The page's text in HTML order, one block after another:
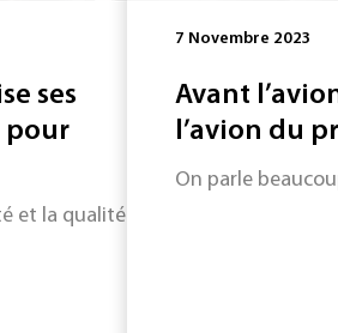
de l'Illinois Urbana-
ses
pour
la qualité de ses processus
7 Novembre 2023
Avant
l’avion du
On parle